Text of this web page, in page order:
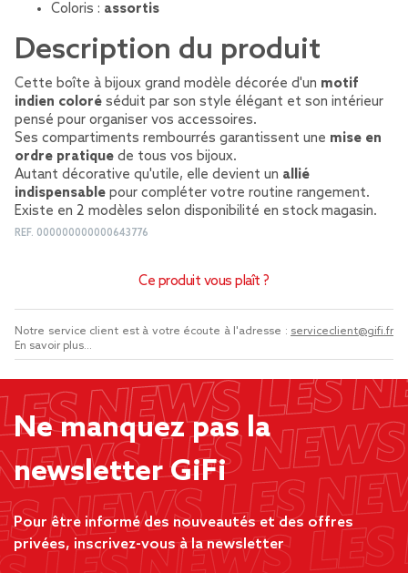
Coloris : assortis
Description du produit
Cette boîte à bijoux grand modèle décorée d'un motif
indien coloré séduit par son style élégant et son intérieur
pensé pour organiser vos accessoires.
Ses compartiments rembourrés garantissent une mise en
ordre pratique de tous vos bijoux.
Autant décorative qu'utile, elle devient un allié
indispensable pour compléter votre routine rangement.
Existe en 2 modèles selon disponibilité en stock magasin.
REF. 000000000000643776
Ce produit vous plaît ?
Notre service client est à votre écoute à l'adresse : serviceclient@gifi.fr
En savoir plus...
Ne manquez pas la
newsletter GiFi
Pour être informé des nouveautés et des offres
privées, inscrivez-vous à la newsletter